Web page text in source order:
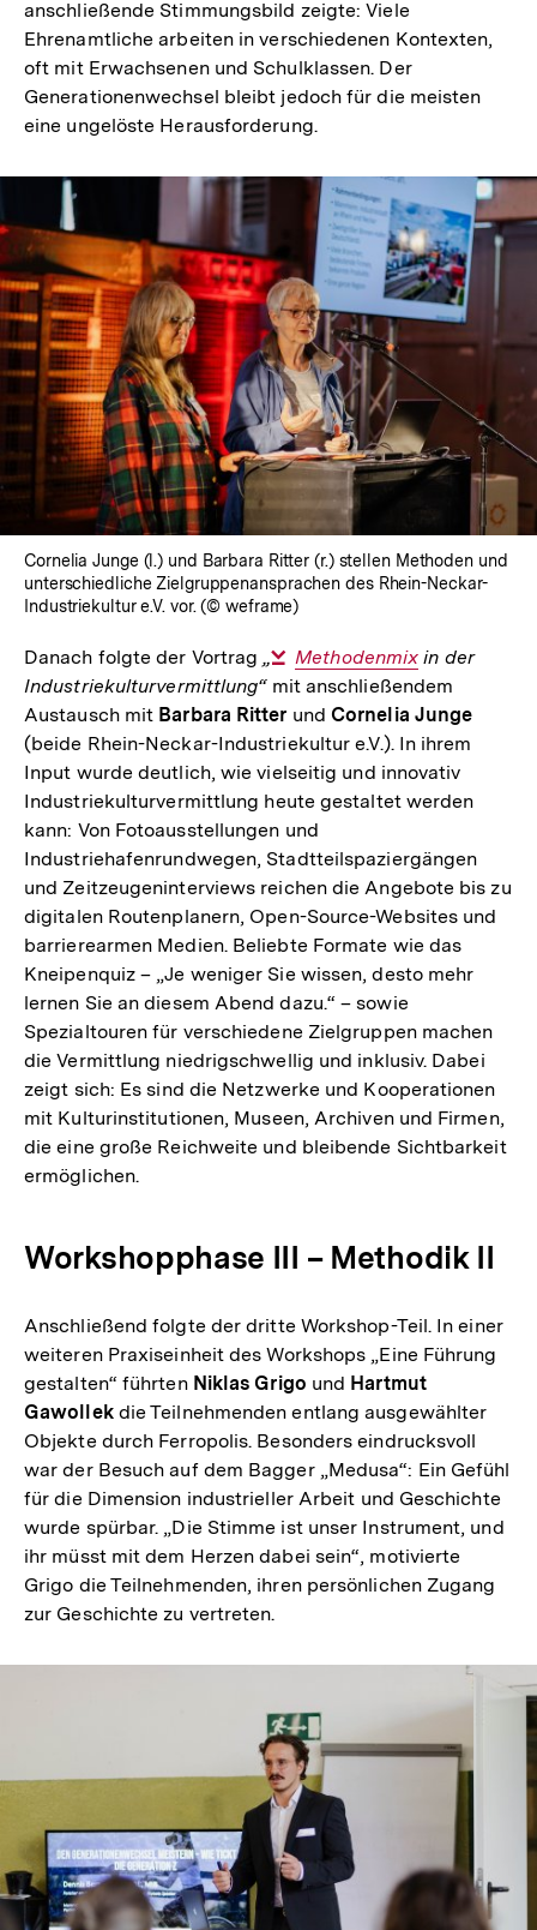
anschließende Stimmungsbild zeigte: Viele
Ehrenamtliche arbeiten in verschiedenen Kontexten,
oft mit Erwachsenen und Schulklassen. Der
Generationenwechsel bleibt jedoch für die meisten
eine ungelöste Herausforderung.
In
Lightbox
öffnen
Cornelia Junge (l.) und Barbara Ritter (r.) stellen Methoden und
unterschiedliche Zielgruppenansprachen des Rhein-Neckar-
Industriekultur e.V. vor. (© weframe)
Danach folgte der Vortrag„
Interner
Link:
Methodenmix in der
Industriekulturvermittlung“mit anschließendem
Austausch mit Barbara Ritter und Cornelia Junge
(beide Rhein-Neckar-Industriekultur e.V.). In ihrem
Input wurde deutlich, wie vielseitig und innovativ
Industriekulturvermittlung heute gestaltet werden
kann: Von Fotoausstellungen und
Industriehafenrundwegen, Stadtteilspaziergängen
und Zeitzeugeninterviews reichen die Angebote bis zu
digitalen Routenplanern, Open-Source-Websites und
barrierearmen Medien. Beliebte Formate wie das
Kneipenquiz – „Je weniger Sie wissen, desto mehr
lernen Sie an diesem Abend dazu.“ – sowie
Spezialtouren für verschiedene Zielgruppen machen
die Vermittlung niedrigschwellig und inklusiv. Dabei
zeigt sich: Es sind die Netzwerke und Kooperationen
mit Kulturinstitutionen, Museen, Archiven und Firmen,
die eine große Reichweite und bleibende Sichtbarkeit
ermöglichen.
Workshopphase III – Methodik II
Anschließend folgte der dritte Workshop-Teil. In einer
weiteren Praxiseinheit des Workshops „Eine Führung
gestalten“ führten Niklas Grigo und Hartmut
Gawollekdie Teilnehmenden entlang ausgewählter
Objekte durch Ferropolis. Besonders eindrucksvoll
war der Besuch auf dem Bagger „Medusa“: Ein Gefühl
für die Dimension industrieller Arbeit und Geschichte
wurde spürbar. „Die Stimme ist unser Instrument, und
ihr müsst mit dem Herzen dabei sein“, motivierte
Grigo die Teilnehmenden, ihren persönlichen Zugang
zur Geschichte zu vertreten.
In
Lightbox
öffnen